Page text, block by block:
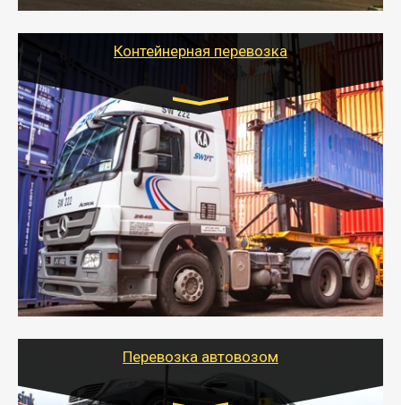
Контейнерная перевозка
Цена за км. Рассчитывается
индивидуально
- Контейнерные грузоперевозки на специальном
оборудованном транспорте быстро, качественно и
безопасно.
- Наша транспортная компания поможет
организовать доставку в порт и из порта
стандартных контейнеров на контейнеровозе,
шаландах и площадках (открытых кузовах),
используя надежные крепления.
Перевозка автовозом